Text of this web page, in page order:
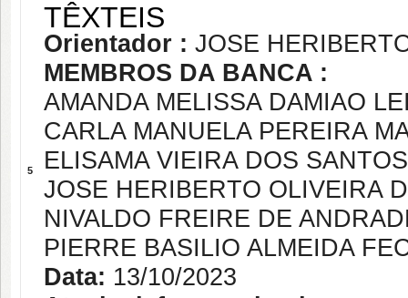
5
TÊXTEIS
Orientador : JOSE
MEMBROS DA BANCA :
AMANDA MELISSA DAMIAO
CARLA MANUELA PEREIRA
ELISAMA VIEIRA DOS SANTOS
JOSE HERIBERTO OLIVEIRA
NIVALDO FREIRE DE
PIERRE BASILIO ALMEIDA
Data: 13/10/2023